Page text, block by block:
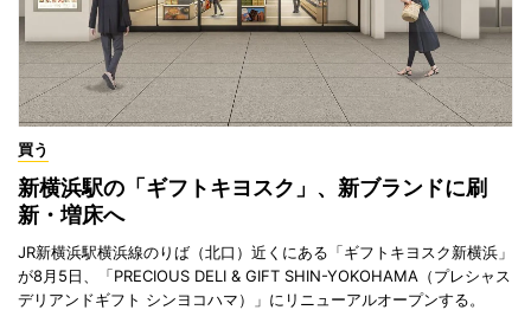
買う
新横浜駅の「ギフトキヨスク」、新ブランドに刷
新・増床へ
JR新横浜駅横浜線のりば（北口）近くにある「ギフトキヨスク新横浜」
が8月5日、「PRECIOUS DELI & GIFT SHIN-YOKOHAMA（プレシャス
デリアンドギフト シンヨコハマ）」にリニューアルオープンする。